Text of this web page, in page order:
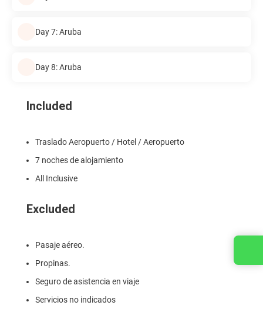
Day 7: Aruba
Day 8: Aruba
Included
Traslado Aeropuerto / Hotel / Aeropuerto
7 noches de alojamiento
All Inclusive
Excluded
Pasaje aéreo.
Propinas.
Seguro de asistencia en viaje
Servicios no indicados